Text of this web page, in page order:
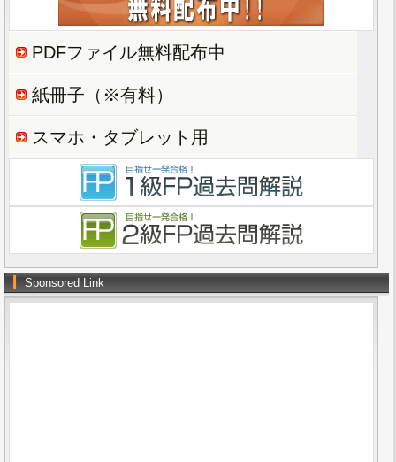
PDFファイル無料配布中
紙冊子（※有料）
スマホ・タブレット用
Sponsored Link